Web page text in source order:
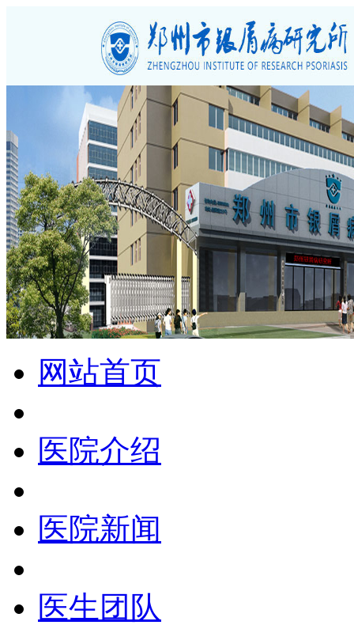
网站首页
医院介绍
医院新闻
医生团队